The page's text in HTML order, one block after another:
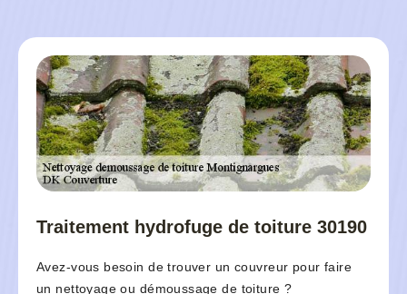
Traitement hydrofuge de toiture 30190
Avez-vous besoin de trouver un couvreur pour faire
un nettoyage ou démoussage de toiture ?